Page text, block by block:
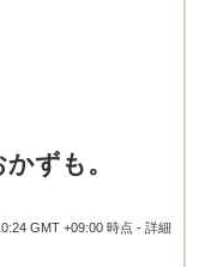
ずも。
GMT +09:00 時点 -詳細